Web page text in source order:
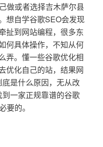
做或者选择吉木萨尔县
想自学谷歌SEO会发现
扯到网站编程，很多东
何具体操作，不知从何
弄。懂一些谷歌优化相
优化自己的站，结果网
是什么原因，无从改
一家正规靠谱的谷歌
要的。